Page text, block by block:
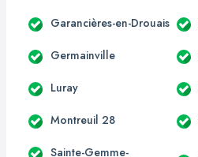
Garancières-en-Drouais
Germainville
Luray
Montreuil 28
Sainte-Gemme-